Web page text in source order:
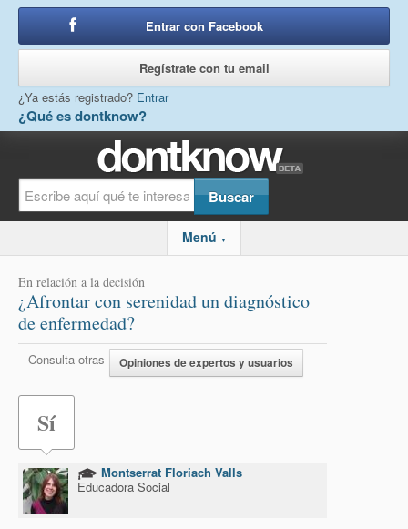
¿Qué es dontknow?
Entrar con Facebook
Regístrate con tu email
¿Ya estás registrado? Entrar
Menú ▼
En relación a la decisión
¿Afrontar con serenidad un diagnóstico
de enfermedad?
Consulta otras Opiniones de expertos y usuarios
Sí
Montserrat Floriach Valls
Educadora Social